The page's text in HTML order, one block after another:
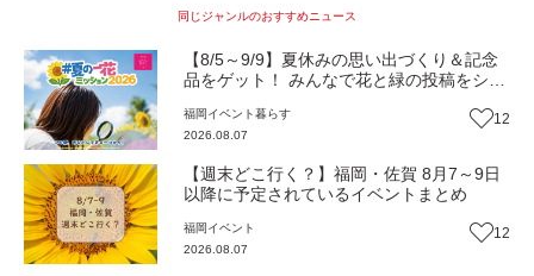
同じジャンルのおすすめニュース
【8/5～9/9】夏休みの思い出づくり＆記念
品をゲット！ みんなで花と緑の投稿をシェ
レンジ【一人一花はなきん便り】Vol.55
福岡 イベント暮らす
2026.08.07
12
【週末どこ行く？】福岡・佐賀 8月7～9日
以降に予定されているイベントまとめ
福岡 イベント
2026.08.07
12